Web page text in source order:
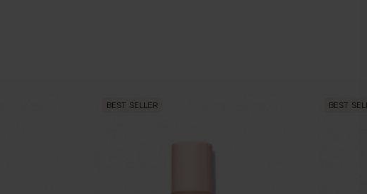
BEST SELLER BEST